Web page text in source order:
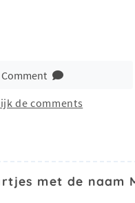
Comment
de comments
met de naam